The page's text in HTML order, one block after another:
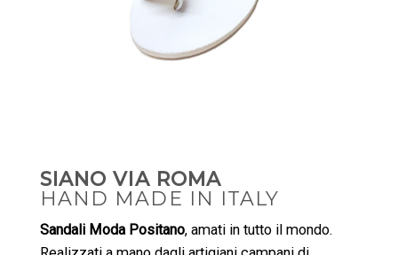
SIANO VIA ROMA
HAND MADE IN ITALY
Sandali Moda Positano, amati in tutto il mondo.